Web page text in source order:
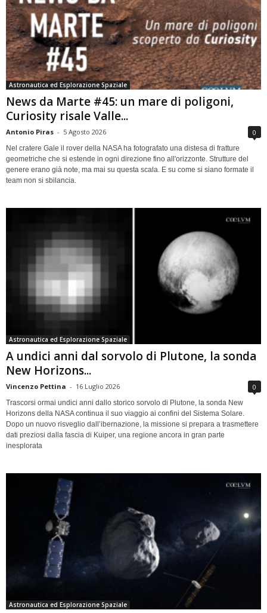
Astronautica ed Esplorazione Spaziale
News da Marte #45: un mare di poligoni,
Curiosity risale Valle...
Antonio Piras - 5 Agosto 2026 0
Nel cratere Gale il rover della NASA ha fotografato una distesa di fratture
geometriche che si estende in ogni direzione fino all'orizzonte. Strutture del
genere erano già note, ma mai su questa scala. E su come si siano formate il
team non si sbilancia.
Astronautica ed Esplorazione Spaziale
A undici anni dal sorvolo di Plutone, la sonda
New Horizons...
Vincenzo Pettina - 16 Luglio 2026 0
Trascorsi ormai undici anni dallo storico sorvolo di Plutone, la sonda New
Horizons della NASA continua il suo viaggio ai confini del Sistema Solare.
Dopo un nuovo risveglio dall’ibernazione, la missione si prepara a trasmettere
dati preziosi dalla fascia di Kuiper, una regione ancora in gran parte
inesplorata
Astronautica ed Esplorazione Spaziale